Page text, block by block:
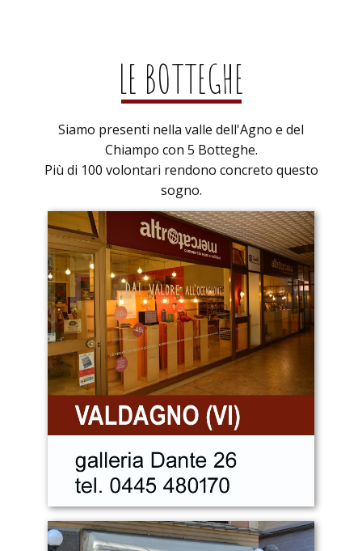
LE BOTTEGHE
Siamo presenti nella valle dell'Agno e del
Chiampo con 5 Botteghe.
Più di 100 volontari rendono concreto questo
sogno.